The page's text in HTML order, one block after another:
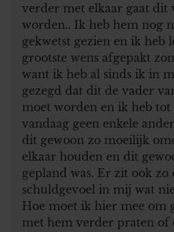
verder met elkaar gaat dit
worden.. Ik heb hem nog
gekwetst gezien en ik heb
grootste wens afgepakt
want ik heb al sinds ik in
gezegd dat dit de vader
moet worden en ik heb tot
vandaag geen enkele
dit gewoon zo moeilijk
elkaar houden en dit
gepland was. Er zit ook zo
schuldgevoel in mij wat
Hoe moet ik hier mee om
met hem verder praten of